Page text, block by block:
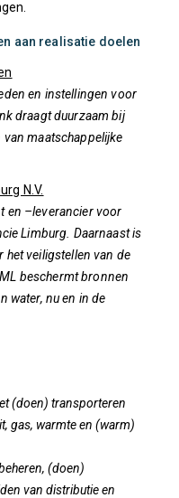
aan realisatie doelen
en instellingen voor
draagt duurzaam bij
van maatschappelijke
N.V.
en –leverancier voor
Limburg. Daarnaast is
het veiligstellen van de
beschermt bronnen
water, nu en in de
(doen) transporteren
gas, warmte en (warm)
(doen)
van distributie en